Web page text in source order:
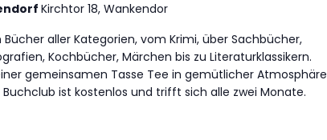
Kirchtor 18, Wankendor
aller Kategorien, vom Krimi, über Sachbücher,
Kochbücher, Märchen bis zu Literaturklassikern.
gemeinsamen Tasse Tee in gemütlicher Atmosphäre
ist kostenlos und trifft sich alle zwei Monate.